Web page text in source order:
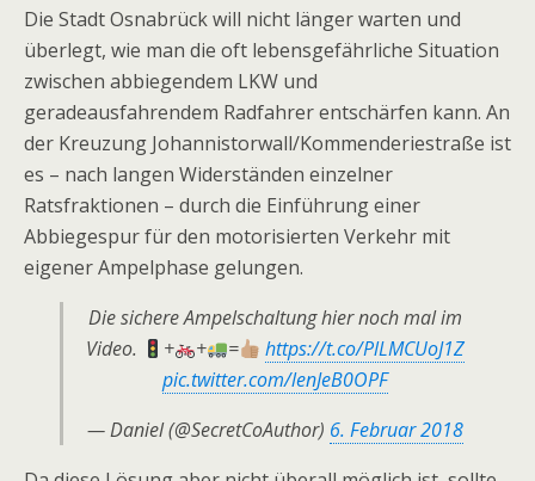
Die Stadt Osnabrück will nicht länger warten und
überlegt, wie man die oft lebensgefährliche Situation
zwischen abbiegendem LKW und
geradeausfahrendem Radfahrer entschärfen kann. An
der Kreuzung Johannistorwall/Kommenderiestraße ist
es – nach langen Widerständen einzelner
Ratsfraktionen – durch die Einführung einer
Abbiegespur für den motorisierten Verkehr mit
eigener Ampelphase gelungen.
Die sichere Ampelschaltung hier noch mal im
Video.
+ + =
https://t.co/PlLMCUoJ1Z
pic.twitter.com/lenJeB0OPF
— Daniel (@SecretCoAuthor) 6. Februar 2018